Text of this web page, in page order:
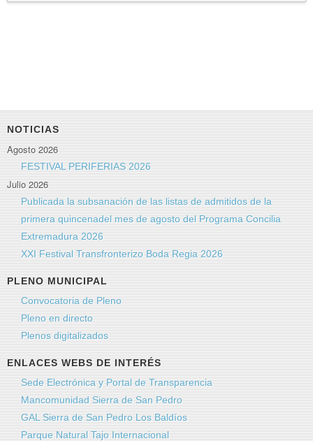
NOTICIAS
Agosto 2026
FESTIVAL PERIFERIAS 2026
Julio 2026
Publicada la subsanación de las listas de admitidos de la
primera quincenadel mes de agosto del Programa Concilia
Extremadura 2026
XXI Festival Transfronterizo Boda Regia 2026
PLENO MUNICIPAL
Convocatoria de Pleno
Pleno en directo
Plenos digitalizados
ENLACES WEBS DE INTERÉS
Sede Electrónica y Portal de Transparencia
Mancomunidad Sierra de San Pedro
GAL Sierra de San Pedro Los Baldíos
Parque Natural Tajo Internacional